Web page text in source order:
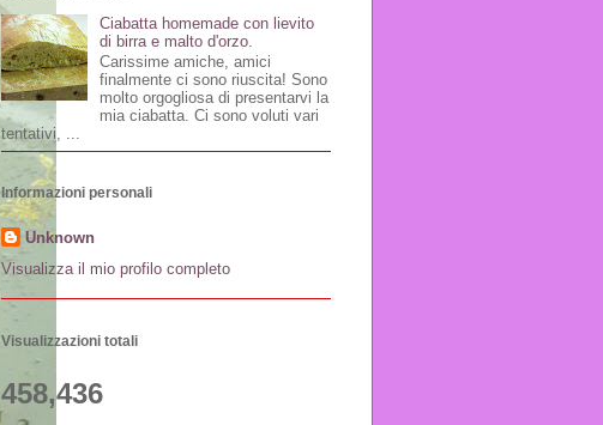
Ciabatta homemade con lievito
di birra e malto d'orzo.
Carissime amiche, amici
finalmente ci sono riuscita! Sono
molto orgogliosa di presentarvi la
mia ciabatta. Ci sono voluti vari
tentativi, ...
Informazioni personali
Unknown
Visualizza il mio profilo completo
Visualizzazioni totali
458,436